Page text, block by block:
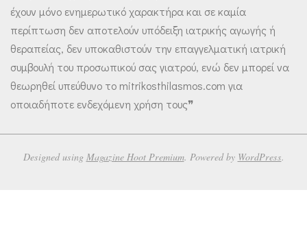
έχουν μόνο ενημερωτικό χαρακτήρα και σε καμία
περίπτωση δεν αποτελούν υπόδειξη ιατρικής αγωγής ή
θεραπείας, δεν υποκαθιστούν την επαγγελματική ιατρική
συμβουλή του προσωπικού σας γιατρού, ενώ δεν μπορεί να
θεωρηθεί υπεύθυνο το mitrikosthilasmos.com για
οποιαδήποτε ενδεχόμενη χρήση τους❞
Designed using Magazine Hoot Premium. Powered by WordPress.